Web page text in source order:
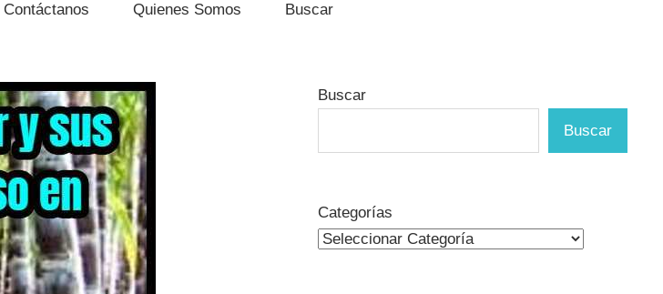
Contáctanos Quienes Somos Buscar
Buscar
Buscar
Categorías